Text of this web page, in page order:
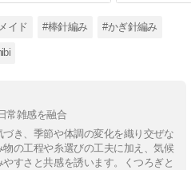
イド #棒針編み #かぎ針編み
常雑感を融合
き、季節や体調の変化を織り交ぜな
の工程や糸選びの工夫に加え、気候
すさと共感を誘います。くつろぎと